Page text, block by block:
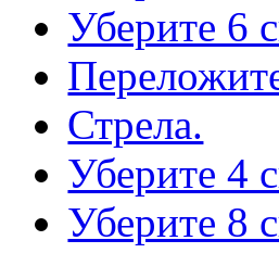
Уберите 6
Стрела.
Уберите 4
Уберите 8